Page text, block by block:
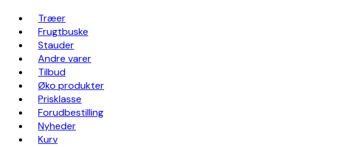
Træer
Frugtbuske
Stauder
Andre varer
Tilbud
Øko produkter
Prisklasse
Forudbestilling
Nyheder
Kurv